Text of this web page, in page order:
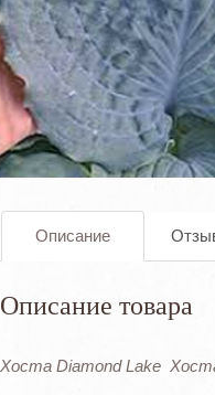
Описание
Описание товара
Хоста Diamond Lake